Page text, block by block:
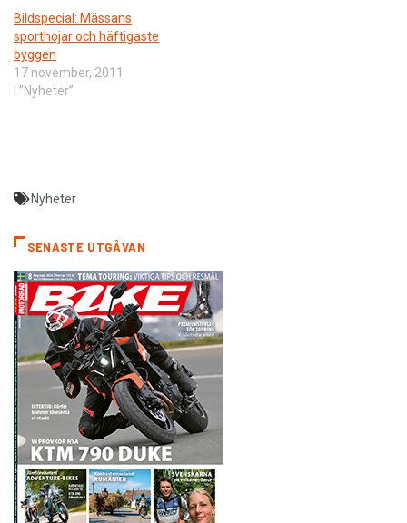
Bildspecial: Mässans
sporthojar och häftigaste
byggen
17 november, 2011
I ”Nyheter”
Nyheter
SENASTE UTGÅVAN